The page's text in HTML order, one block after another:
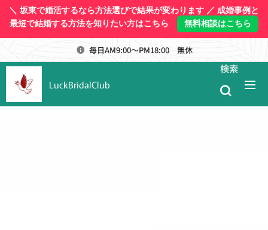
＼ 坂東で婚活するなら方法選びで結果が変わります ／ 成婚事例と
最短で結婚する方法を知りたい方はこちら
無料相談はこちら
毎日AM9:00～PM18:00 無休
LuckBridalClub
検索